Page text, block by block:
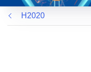
nouvelle
fenêtre)H2020